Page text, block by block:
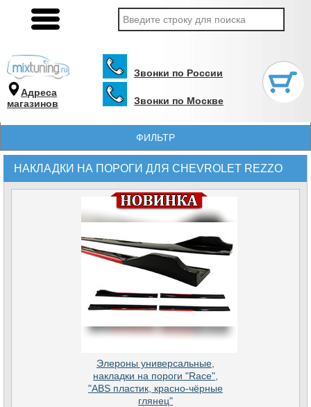
Адреса
магазинов
Звонки по России
Звонки по Москве
ФИЛЬТР
НАКЛАДКИ НА ПОРОГИ ДЛЯ CHEVROLET REZZO
Элероны универсальные,
накладки на пороги "Race",
"ABS пластик, красно-чёрные
глянец"